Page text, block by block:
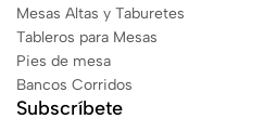
Mesas Altas y Taburetes
Tableros para Mesas
Pies de mesa
Bancos Corridos
Subscríbete